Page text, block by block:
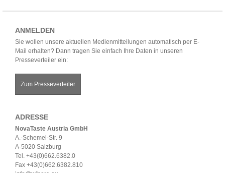
ANMELDEN
Sie wollen unsere aktuellen Medienmitteilungen automatisch per E-
Mail erhalten? Dann tragen Sie einfach Ihre Daten in unseren
Presseverteiler ein:
Zum Presseverteiler
ADRESSE
NovaTaste Austria GmbH
A.-Schemel-Str. 9
A-5020 Salzburg
Tel. +43(0)662.6382.0
Fax +43(0)662.6382.810